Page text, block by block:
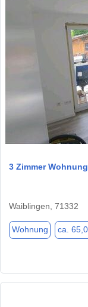
3 Zimmer
Waiblingen, 71332
Wohnung ca.